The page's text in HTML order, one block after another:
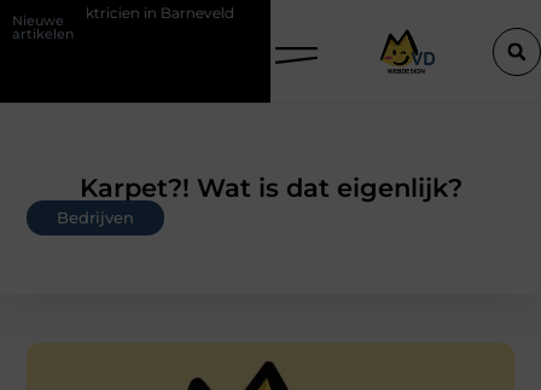
Nieuwe
artikelen
in Barneveld De Perfecte Gids voor Vloerbedekking in
Karpet?! Wat is dat eigenlijk?
Bedrijven